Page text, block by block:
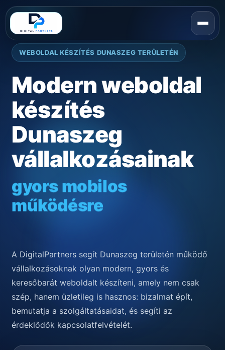
WEBOLDAL KÉSZÍTÉS DUNASZEG TERÜLETÉN
Modern weboldal
készítés
Dunaszeg
vállalkozásainak
gyors mobilos
működésre
A DigitalPartners segít Dunaszeg területén működő
vállalkozásoknak olyan modern, gyors és
keresőbarát weboldalt készíteni, amely nem csak
szép, hanem üzletileg is hasznos: bizalmat épít,
bemutatja a szolgáltatásaidat, és segíti az
érdeklődők kapcsolatfelvételét.